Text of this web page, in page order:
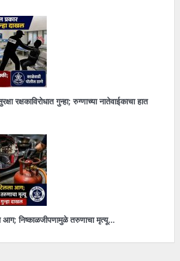
रक्षकाविरोधात गुन्हा; रुग्णाच्या नातेवाईकाचा हात
आग; निष्काळजीपणामुळे तरुणाचा मृत्यू…